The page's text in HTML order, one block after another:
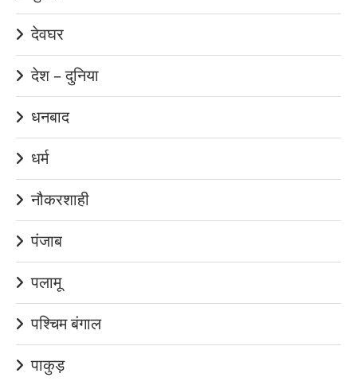
देवघर
देश – दुनिया
धनबाद
धर्म
नौकरशाही
पंजाब
पलामू
पश्चिम बंगाल
पाकुड़